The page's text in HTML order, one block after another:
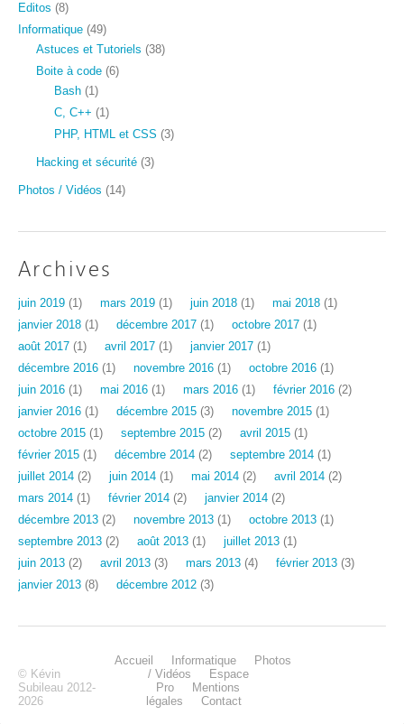
Editos (8)
Informatique (49)
Astuces et Tutoriels (38)
Boite à code (6)
Bash (1)
C, C++ (1)
PHP, HTML et CSS (3)
Hacking et sécurité (3)
Photos / Vidéos (14)
Archives
juin 2019 (1) mars 2019 (1) juin 2018 (1) mai 2018 (1)
janvier 2018 (1) décembre 2017 (1) octobre 2017 (1)
août 2017 (1) avril 2017 (1) janvier 2017 (1)
décembre 2016 (1) novembre 2016 (1) octobre 2016 (1)
juin 2016 (1) mai 2016 (1) mars 2016 (1) février 2016 (2)
janvier 2016 (1) décembre 2015 (3) novembre 2015 (1)
octobre 2015 (1) septembre 2015 (2) avril 2015 (1)
février 2015 (1) décembre 2014 (2) septembre 2014 (1)
juillet 2014 (2) juin 2014 (1) mai 2014 (2) avril 2014 (2)
mars 2014 (1) février 2014 (2) janvier 2014 (2)
décembre 2013 (2) novembre 2013 (1) octobre 2013 (1)
septembre 2013 (2) août 2013 (1) juillet 2013 (1)
juin 2013 (2) avril 2013 (3) mars 2013 (4) février 2013 (3)
janvier 2013 (8) décembre 2012 (3)
© Kévin
Subileau 2012-
2026
Accueil Informatique
Photos
/ Vidéos
Espace
Pro
Mentions
légales
Contact